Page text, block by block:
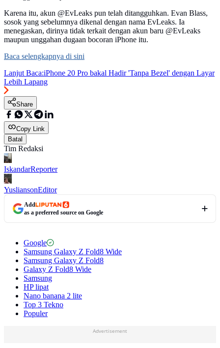
Karena itu, akun @EvLeaks pun telah ditangguhkan. Evan Blass,
sosok yang sebelumnya dikenal dengan nama EvLeaks. Ia
menegaskan, dirinya tidak terkait dengan akun baru @EvLeaks
maupun unggahan dugaan bocoran iPhone itu.
Baca selengkapnya di sini
Lanjut Baca:iPhone 20 Pro bakal Hadir 'Tanpa Bezel' dengan Layar
Lebih Lapang
Share
Copy Link
Batal
Tim Redaksi
IskandarReporter
YusliansonEditor
Add
as a preferred source on Google
Google
Samsung Galaxy Z Fold8 Wide
Samsung Galaxy Z Fold8
Galaxy Z Fold8 Wide
Samsung
HP lipat
Nano banana 2 lite
Top 3 Tekno
Populer
Advertisement